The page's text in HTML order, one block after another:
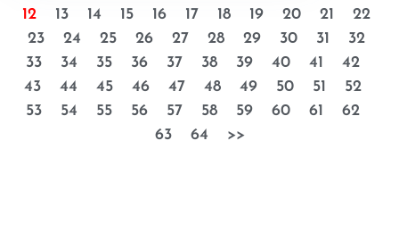
12
13 14 15 16 17 18 19 20 21
22
23
24 25 26 27 28 29 30 31
32
33
34 35 36 37 38 39 40 41
42
43
44 45 46 47 48 49 50 51
52
53
54 55 56 57 58 59 60 61
62
63
64 >>